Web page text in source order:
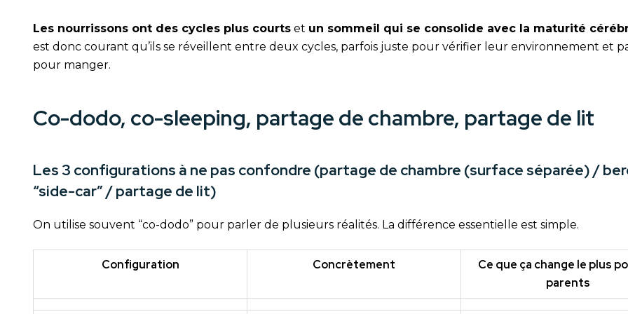
Les nourrissons ont des cycles plus courts et un sommeil qui se consolide avec la maturité
est donc courant qu’ils se réveillent entre deux cycles, parfois juste pour vérifier leur environnement et
pour manger.
Co-dodo, co-sleeping, partage de chambre, partage de lit
Les 3 configurations à ne pas confondre (partage de chambre (surface séparée) /
“side-car” / partage de lit)
On utilise souvent “co-dodo” pour parler de plusieurs réalités. La différence essentielle est simple.
Configuration Concrètement
Ce que ça change le plus
parents